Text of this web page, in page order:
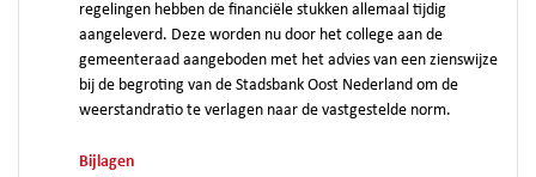
regelingen hebben de financiële stukken allemaal tijdig
aangeleverd. Deze worden nu door het college aan de
gemeenteraad aangeboden met het advies van een zienswijze
bij de begroting van de Stadsbank Oost Nederland om de
weerstandratio te verlagen naar de vastgestelde norm.
Bijlagen